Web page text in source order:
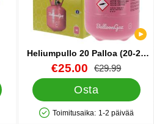
Heliumpullo 20 Palloa (20-25
cm)
Tuote.nro 88498
uusi hinta
€25.00 vanha hinta
€29.99
Osta
Saatavuus: Varastossa
Toimitusaika: 1-2 päivää